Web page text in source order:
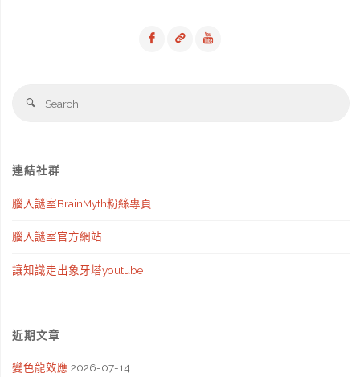
Search
連結社群
腦入謎室BrainMyth粉絲專頁
腦入謎室官方網站
讓知識走出象牙塔youtube
近期文章
變色龍效應 2026-07-14